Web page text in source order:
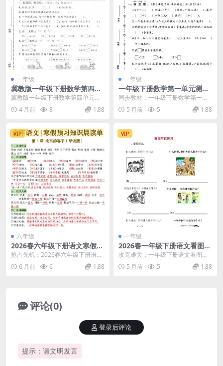
一年级
冀教版一年级下册数学第四单
元达标测试卷及核心考点强化
冀教版一年级下册数学第四单元检
测卷：100以内的加法和减法
（一） 各位家长和老师...
4 月前 8 1.88
一年级
一年级下册数学第一单元测试
卷北师大版同步练习题电子版
同步教材：一年级下册数学第一单
元测试卷北师大版详解 进入一年级
下学期，数学的学习...
5 月前 5 1.88
VIP
六年级
2026春六年级下册语文寒假预
习知识晨读单全册考点汇总23
抢占先机：2026春六年级下册语文
寒假预习知识晨读单深度解析 大家
好，我是学科星...
6 月前 6 1.88
VIP
一年级
2026春一年级下册语文看图写
话专项复习资料与高分万能模
攻克难关：一年级下册语文看图写
话复习资料核心指南 各位家长好，
我是学科星。进入一...
5 月前 5 1.88
评论(0)
提示：请文明发言
登录后评论